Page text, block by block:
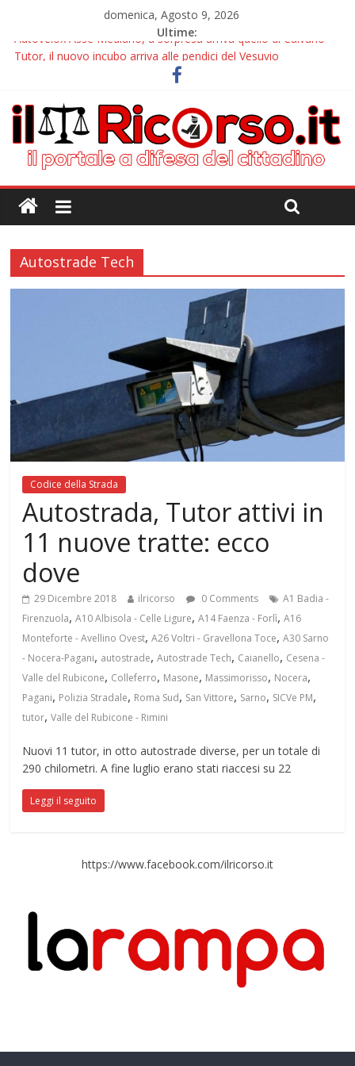
domenica, Agosto 9, 2026
Ultime:
Autovelox Asse Mediano, a sorpresa arriva quello di Caivano
Tutor, il nuovo incubo arriva alle pendici del Vesuvio
Chiusura estiva IlRicorso: le info per contattarci
Autovelox Aversa Nord, dalla disattivazione all’amarezza di chi
ha pagato i verbali
Domiziana, a Cellole arriva il tutor
Autostrade Tech
Codice della Strada
Autostrada, Tutor attivi in
11 nuove tratte: ecco
dove
29 Dicembre 2018 ilricorso 0 Comments
A1 Badia -
Firenzuola,A10 Albisola - Celle Ligure,A14 Faenza - Forlì,A16
Monteforte - Avellino Ovest,A26 Voltri - Gravellona Toce,A30 Sarno
- Nocera-Pagani, autostrade,Autostrade Tech, Caianello, Cesena -
Valle del Rubicone, Colleferro, Masone, Massimorisso, Nocera,
Pagani, Polizia Stradale, Roma Sud, San Vittore, Sarno, SICVe PM,
tutor,Valle del Rubicone - Rimini
Nuovi 11 tutor, in otto autostrade diverse, per un totale di
290 chilometri. A fine luglio erano stati riaccesi su 22
Leggi il seguito
https://www.facebook.com/ilricorso.it